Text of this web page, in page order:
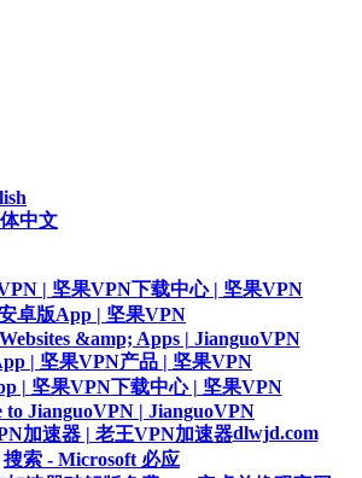
中文
| 坚果VPN 下载中心 | 坚果VPN
卓版App | 坚果VPN
&amp; Apps | JianguoVPN
| 坚果VPN产品 | 坚果VPN
| 坚果VPN下载中心 | 坚果VPN
to JianguoVPN | JianguoVPN
加速器 | 老王VPN加速器dlwjd.com
搜索 - Microsoft 必应